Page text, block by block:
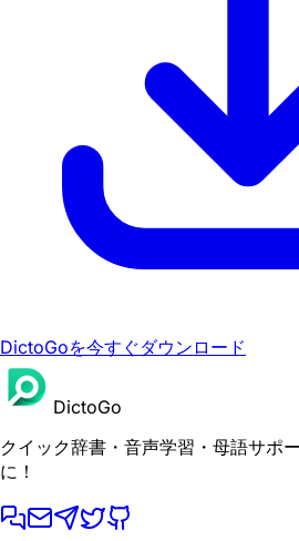
DictoGoを今すぐダウンロード
DictoGo
クイック辞書・音声学習・母語サポ
に！